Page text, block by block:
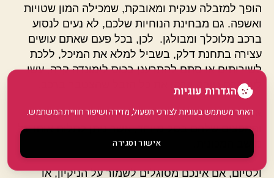
הופך למזבלה ענקית ומאובקת, שמכילה המון שטויות
ואשפה. גם מבחינת הנוחיות שלכם, לא נעים לנסוע
ברכב מלוכלך ומבולגן. לכן, בכל פעם שאתם עושים
עצירה בתחנת דלק, בשביל למלא את המיכל, ללכת
לשירותים או סתם להתרענן בכוס לימונדה קרה, עשו
לעצמכם טובה וזרקו את כל הזבל שהצטבר ברכב.
אם יש לכם ילדים, הקפידו לאחסן את כל הצעצועים
והחפצים שלהם בסל מיוחד, אשר ניתן לתלות אותו על
ולסיום, אם אינכם מסוגלים לשמור על הניקיון, או
הגדרות עוגיות
האתר משתמש בעוגיות לצורכי תפעול, מדידה ושיפור חוויית המשתמש.
אישור וסגירה